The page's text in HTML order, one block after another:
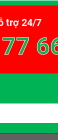
trợ 24/7